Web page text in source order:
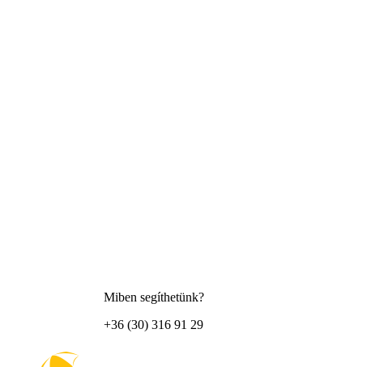
Miben segíthetünk?
+36 (30) 316 91 29